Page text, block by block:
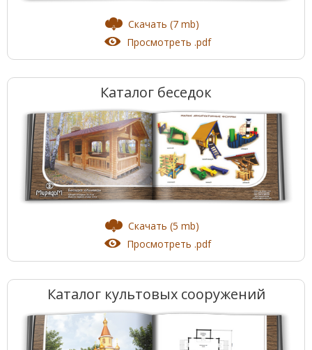
Скачать (7 mb)
Просмотреть .pdf
Каталог беседок
Скачать (5 mb)
Просмотреть .pdf
Каталог культовых сооружений